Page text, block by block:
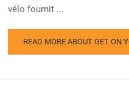
vélo fournit ...
READ MORE ABOUT GET ON